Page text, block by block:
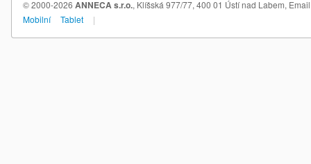
© 2000-2026 ANNECA s.r.o., Klíšská 977/77, 400 01 Ústí nad Labem,
Mobilní
Tablet |